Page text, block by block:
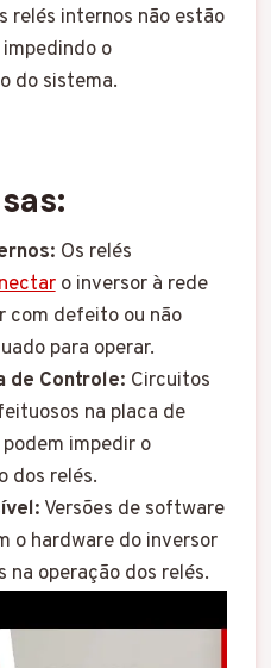
relés internos não estão
o
do sistema.
Os relés
o inversor à rede
com defeito ou não
para operar.
de Controle: Circuitos
na placa de
impedir o
dos relés.
Versões de software
o hardware do inversor
na operação dos relés.